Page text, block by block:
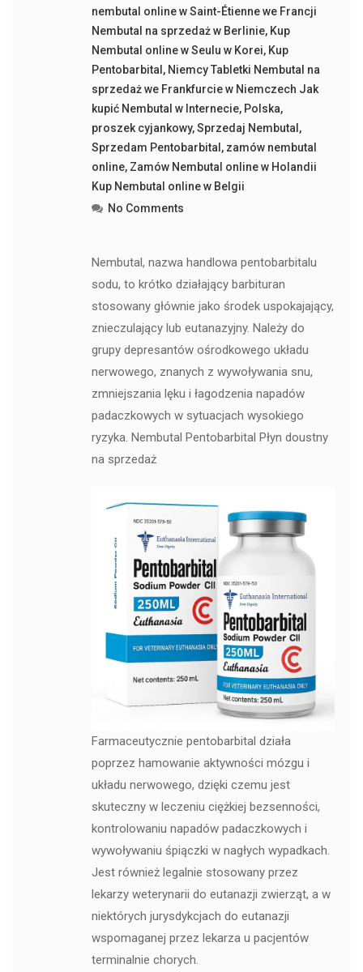
nembutal online w Saint-Étienne we Francji
Nembutal na sprzedaż w Berlinie, Kup
Nembutal online w Seulu w Korei, Kup
Pentobarbital , Niemcy Tabletki Nembutal na
sprzedaż we Frankfurcie w Niemczech Jak
kupić Nembutal w Internecie, Polska,
proszek cyjankowy,Sprzedaj Nembutal ,
Sprzedam Pentobarbital , zamów nembutal
online, Zamów Nembutal online w Holandii
Kup Nembutal online w Belgii
No Comments
Nembutal, nazwa handlowa pentobarbitalu
sodu, to krótko działający barbituran
stosowany głównie jako środek uspokajający,
znieczulający lub eutanazyjny. Należy do
grupy depresantów ośrodkowego układu
nerwowego, znanych z wywoływania snu,
zmniejszania lęku i łagodzenia napadów
padaczkowych w sytuacjach wysokiego
ryzyka. Nembutal Pentobarbital Płyn doustny
na sprzedaż
Farmaceutycznie pentobarbital działa
poprzez hamowanie aktywności mózgu i
układu nerwowego, dzięki czemu jest
skuteczny w leczeniu ciężkiej bezsenności,
kontrolowaniu napadów padaczkowych i
wywoływaniu śpiączki w nagłych wypadkach.
Jest również legalnie stosowany przez
lekarzy weterynarii do eutanazji zwierząt, a w
niektórych jurysdykcjach do eutanazji
wspomaganej przez lekarza u pacjentów
terminalnie chorych.